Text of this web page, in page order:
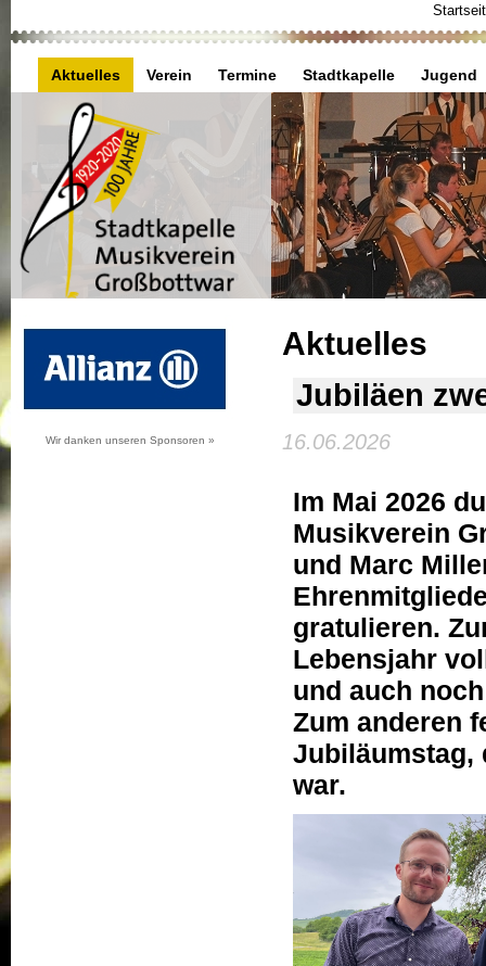
Aktuelles Verein Termine Stadtkapelle Jugend
Wir danken unseren Sponsoren »
Aktuelles
Jubiläen
16.06.2026
Im Mai 2026
Musikverein
und Marc
gratulieren.
Lebensjahr
und auch
Zum anderen
Jubiläumstag,
war.